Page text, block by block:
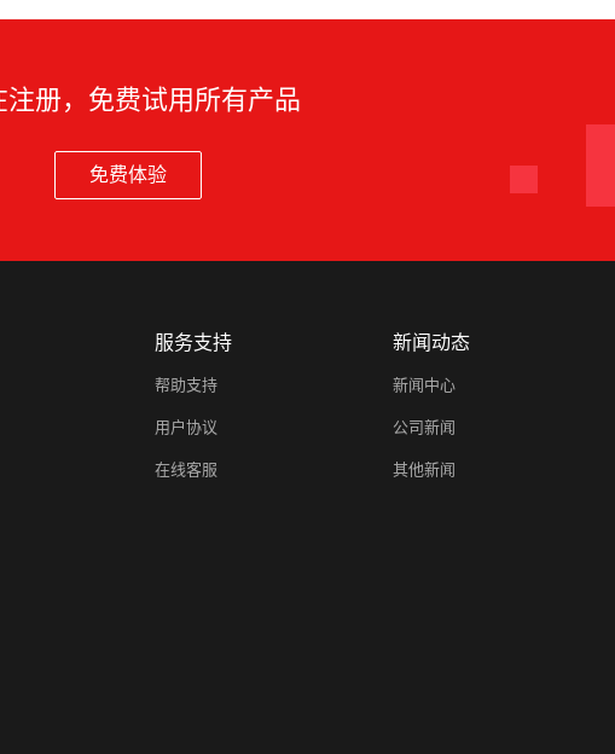
注册，免费试用所有产品
免费体验
服务支持
帮助支持
用户协议
在线客服
新闻动态
新闻中心
公司新闻
其他新闻